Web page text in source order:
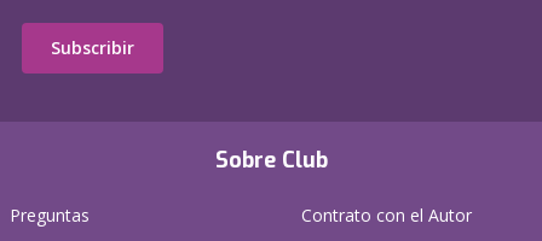
Sobre Club
Preguntas
Contrato con el Autor
Subscribir